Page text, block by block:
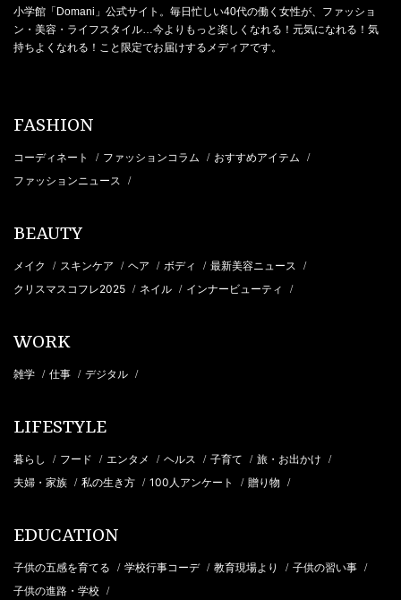
小学館「Domani」公式サイト。毎日忙しい40代の働く女性が、ファッショ
ン・美容・ライフスタイル…今よりもっと楽しくなれる！元気になれる！気
持ちよくなれる！こと限定でお届けするメディアです。
FASHION
コーディネート / ファッションコラム / おすすめアイテム /
ファッションニュース /
BEAUTY
メイク / スキンケア / ヘア / ボディ / 最新美容ニュース /
クリスマスコフレ2025 / ネイル / インナービューティ /
WORK
雑学 / 仕事 / デジタル /
LIFESTYLE
暮らし / フード / エンタメ / ヘルス / 子育て / 旅・お出かけ /
夫婦・家族 / 私の生き方 / 100人アンケート / 贈り物 /
EDUCATION
子供の五感を育てる / 学校行事コーデ / 教育現場より / 子供の習い事 /
子供の進路・学校 /